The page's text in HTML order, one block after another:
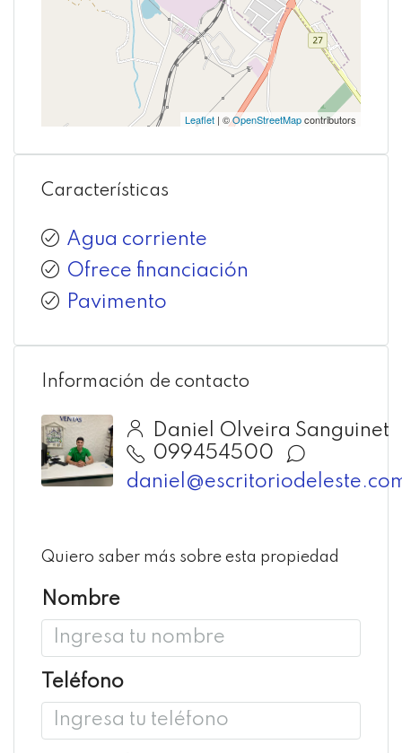
Leaflet | ©OpenStreetMapcontributors
Características
Agua corriente
Ofrece financiación
Pavimento
Información de contacto
Daniel Olveira Sanguinet
099454500
Quiero saber más sobre esta propiedad
Nombre
Teléfono